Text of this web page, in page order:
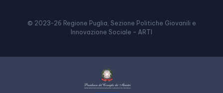
© 2023-26 Regione Puglia, Sezione Politiche Giovanili e
Innovazione Sociale – ARTI